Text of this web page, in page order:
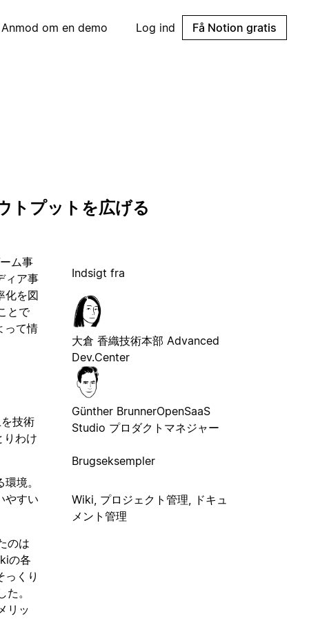
Anmod om en demo Log ind Få Notion gratis
トプットを広げる
ム事
ィア事
化を図
とで
って情
技術
りわけ
境。
やすい
のは
の各
っくり
。
リッ
Indsigt fra
大倉 香織技術本部 Advanced
Dev.Center
Günther BrunnerOpenSaaS
Studio プロダクトマネジャー
Brugseksempler
Wiki, プロジェクト管理, ドキュ
メント管理